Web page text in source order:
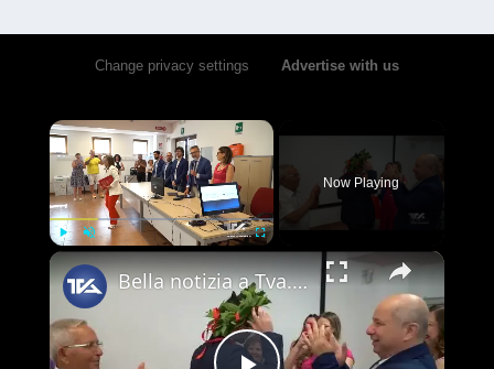
Change privacy settings Advertise with us
×
Now Playing
×
Bella notizia a Tva. Laurea magistrale per Antonio Scarvaglieri in Ingegneria delle Telecomunicazion